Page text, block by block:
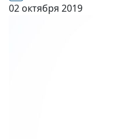
02 октября 2019